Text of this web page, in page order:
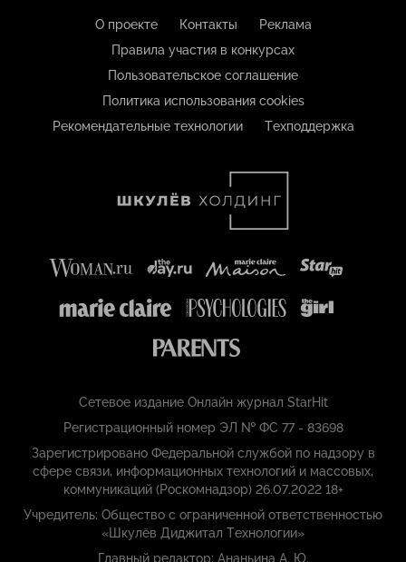
О проекте Контакты
Реклама
Правила участия в конкурсах
Пользовательское соглашение
Политика использования cookies
Рекомендательные технологии
Техподдержка
Сетевое издание Онлайн журнал StarHit
Регистрационный номер ЭЛ № ФС 77 - 83698
Зарегистрировано Федеральной службой по надзору в
сфере связи, информационных технологий и массовых,
коммуникаций (Роскомнадзор) 26.07.2022 18+
Учредитель: Общество с ограниченной ответственностью
«Шкулёв Диджитал Технологии»
Главный редактор: Ананьина А. Ю.